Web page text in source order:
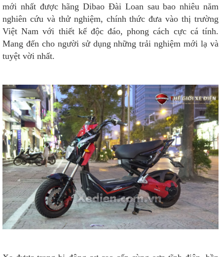
mới nhất được hãng Dibao Đài Loan sau bao nhiêu năm
nghiên cứu và thử nghiệm, chính thức đưa vào thị trường
Việt Nam với thiết kế độc đáo, phong cách cực cá tính.
Mang đến cho người sử dụng những trải nghiệm mới lạ và
tuyệt vời nhất.